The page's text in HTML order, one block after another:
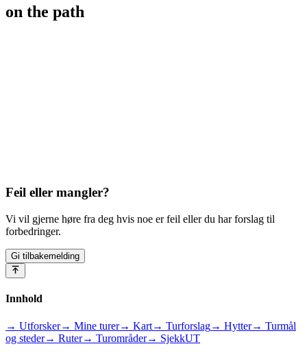
on the path
Feil eller mangler?
Vi vil gjerne høre fra deg hvis noe er feil eller du har forslag til
forbedringer.
Gi tilbakemelding
Innhold
→ Utforsker→ Mine turer→ Kart→ Turforslag→ Hytter→ Turmål
og steder→ Ruter→ Turområder→ SjekkUT